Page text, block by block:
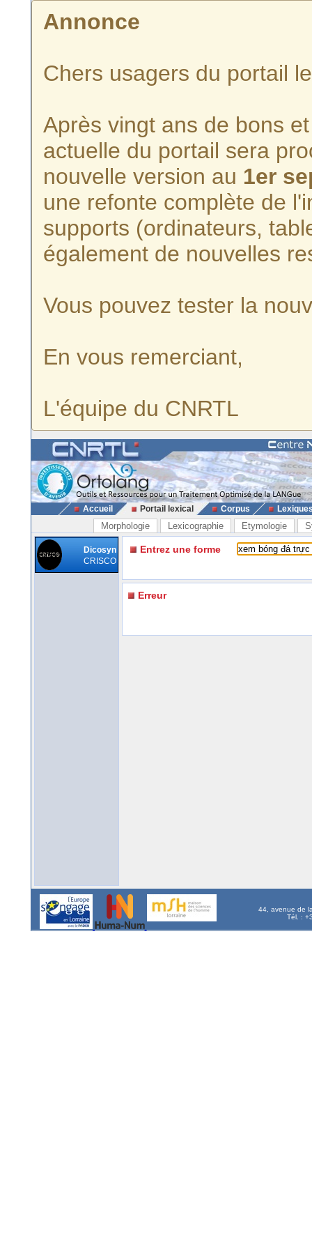
Annonce
Chers usagers du portail
Après vingt ans de bons
actuelle du portail sera
nouvelle version au 1er
une refonte complète de
supports (ordinateurs,
également de nouvelles
Vous pouvez tester la
En vous remerciant,
L'équipe du CNRTL
Accueil Portail lexical Corpus
Morphologie Lexicographie Etymologie
Dicosyn
CRISCO
Entrez une forme
Erreur
44, avenue de
Tél. :